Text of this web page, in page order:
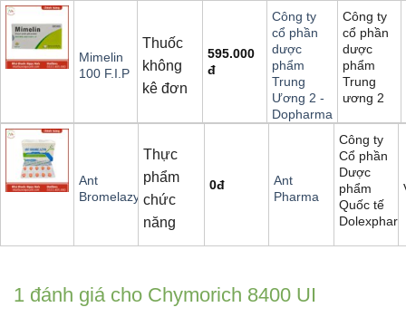
Mimelin
100 F.I.P
Thuốc
không
kê đơn
595.000
đ
Công ty
cổ phần
dược
phẩm
Trung
Ương 2 -
Dopharma
Công ty
cổ phần
dược
phẩm
Trung
ương 2
Ant
Bromelazyn
Thực
phẩm
chức
năng
0đ
Ant
Pharma
Công ty
Cổ phần
Dược
phẩm
Quốc tế
Dolexphar
1 đánh giá cho Chymorich 8400 UI